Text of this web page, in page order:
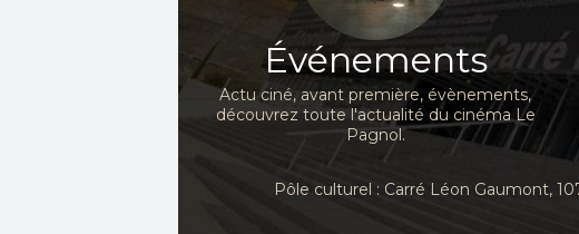
Événements
Actu ciné, avant première, évènements,
découvrez toute l'actualité du cinéma Le
Pagnol.
Pôle culturel : Carré Léon Gaumont,